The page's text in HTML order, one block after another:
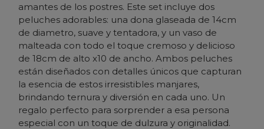
amantes de los postres. Este set incluye dos
peluches adorables: una dona glaseada de 14cm
de diametro, suave y tentadora, y un vaso de
malteada con todo el toque cremoso y delicioso
de 18cm de alto x10 de ancho. Ambos peluches
están diseñados con detalles únicos que capturan
la esencia de estos irresistibles manjares,
brindando ternura y diversión en cada uno. Un
regalo perfecto para sorprender a esa persona
especial con un toque de dulzura y originalidad.